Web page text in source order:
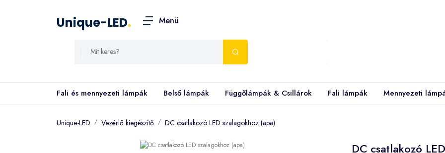
Unique-LED. Menü
Fali és mennyezeti lámpák Belső lámpák Függőlámpák & Csillárok Fali lámpák Mennyezeti
Unique-LED Vezérlő kiegészítő DC csatlakozó LED szalagokhoz (apa)
DC csatlakozó